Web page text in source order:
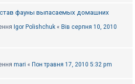
фауны выпасаемых домашних
Igor Polishchuk « Вів серпня 10, 2010
mari « Пон травня 17, 2010 5:32 pm